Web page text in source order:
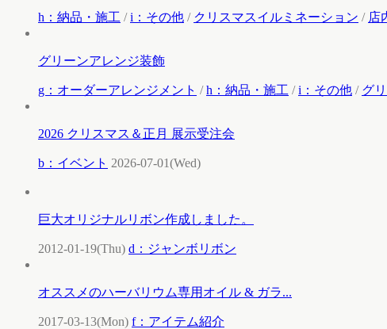
h：納品・施工 /i：その他 / クリスマスイルミネーション / 店
グリーンアレンジ装飾
g：オーダーアレンジメント /h：納品・施工 /i：その他 / グ
2026 クリスマス＆正月 展示受注会
b：イベント 2026-07-01(Wed)
巨大オリジナルリボン作成しました。
2012-01-19(Thu) d：ジャンボリボン
オススメのハーバリウム専用オイル & ガラ...
2017-03-13(Mon) f：アイテム紹介